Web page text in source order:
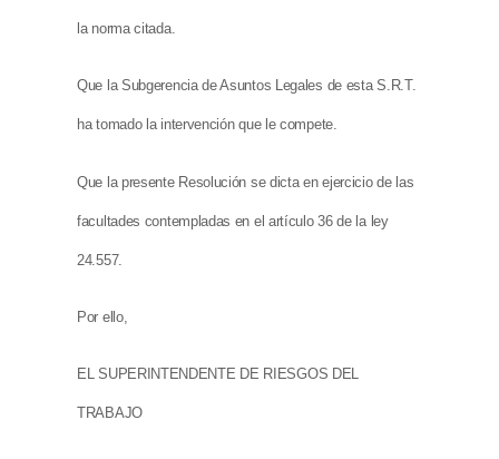
la norma citada.
Que la Subgerencia de Asuntos Legales de esta S.R.T.
ha tomado la intervención que le compete.
Que la presente Resolución se dicta en ejercicio de las
facultades contempladas en el artículo 36 de la ley
24.557.
Por ello,
EL SUPERINTENDENTE DE RIESGOS DEL
TRABAJO